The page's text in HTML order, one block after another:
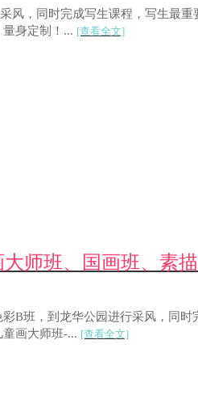
，同时完成写生课程，写生最
身定制！... [查看全文]
师班、国画班、素描
B班，到龙华公园进行采风，同
画大师班-... [查看全文]